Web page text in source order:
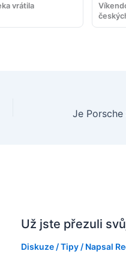
vrátila
Už jste přezuli
Diskuze /Tipy/ Napsal